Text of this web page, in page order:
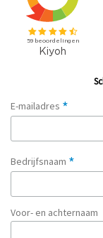
E-mailadres *
Bedrijfsnaam *
Voor- en achternaam